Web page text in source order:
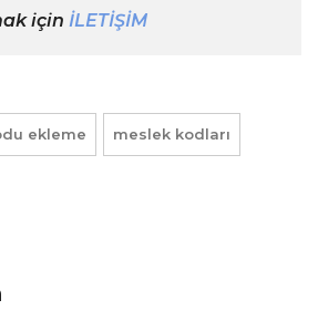
için İLETİŞİM
ekleme meslek kodları